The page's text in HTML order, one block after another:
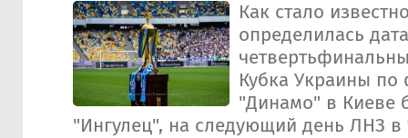
Как стало
определилась
Кубка Украины по
"Динамо" в Киеве
"Ингулец", на следующий день ЛНЗ в